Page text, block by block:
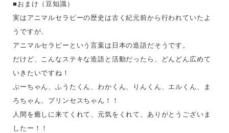
■おまけ（豆知識）
実はアニマルセラピーの歴史は古く紀元前から行われていたよ
うですが、
アニマルセラピーという言葉は日本の造語だそうです。
だけど、こんなステキな造語と活動だったら、どんどん広めて
いきたいですね！
ぷーちゃん、ふうたくん、わかくん、りんくん、エルくん、ま
ろちゃん、プリンセスちゃん！！
人間を癒しに来てくれて、元気をくれて、ありがとうございま
したー！！